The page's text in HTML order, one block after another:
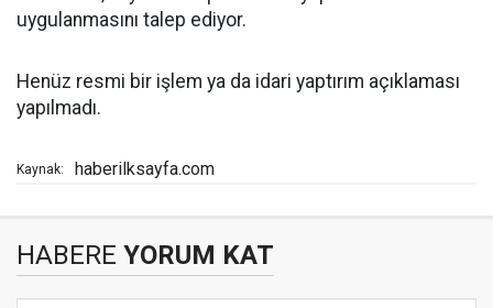
uygulanmasını talep ediyor.
Henüz resmi bir işlem ya da idari yaptırım açıklaması
yapılmadı.
Kaynak: haberilksayfa.com
HABERE YORUM KAT